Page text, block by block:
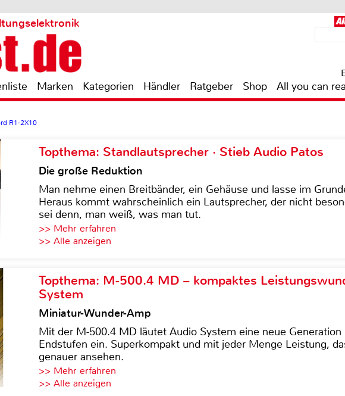
Marken Kategorien Händler Ratgeber Shop All you can
R1-2X10
Topthema: Standlautsprecher · Stieb Audio Patos
Die große Reduktion
Man nehme einen Breitbänder, ein Gehäuse und lasse im
Heraus kommt wahrscheinlich ein Lautsprecher, der nicht
sei denn, man weiß, was man tut.
>> Mehr erfahren
>> Alle anzeigen
Topthema: M-500.4 MD – kompaktes
System
Miniatur-Wunder-Amp
Mit der M-500.4 MD läutet Audio System eine neue Generation
Endstufen ein. Superkompakt und mit jeder Menge Leistung,
genauer ansehen.
>> Mehr erfahren
>> Alle anzeigen